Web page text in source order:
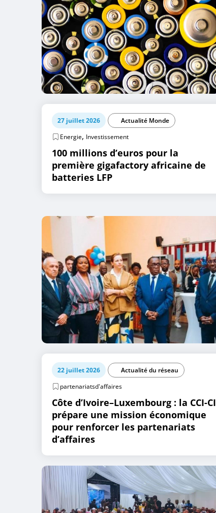
27 juillet 2026
Actualité Monde
Energie, Investissement
100 millions d’euros pour la
première gigafactory africaine de
batteries LFP
22 juillet 2026
Actualité du réseau
partenariatsd'affaires
Côte d’Ivoire–Luxembourg : la CCI-CI
prépare une mission économique
pour renforcer les partenariats
d’affaires